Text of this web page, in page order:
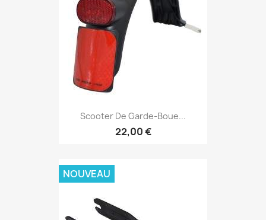
Scooter De Garde-Boue...
22,00 €
NOUVEAU